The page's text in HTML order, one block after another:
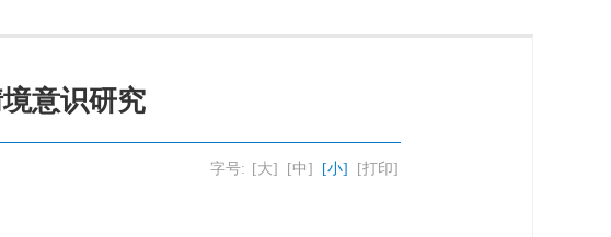
意识研究
字号: [大] [中] [小] [打印]